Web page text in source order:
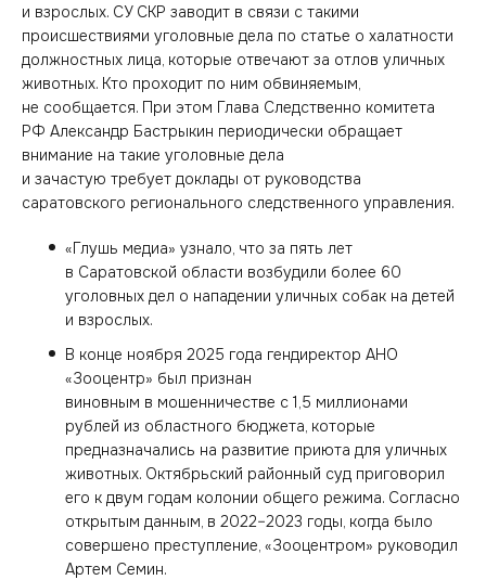
и взрослых. СУ СКР заводит в связи с такими
происшествиями уголовные дела по статье о халатности
должностных лица, которые отвечают за отлов уличных
животных. Кто проходит по ним обвиняемым,
не сообщается. При этом Глава Следственно комитета
РФ Александр Бастрыкин периодически обращает
внимание на такие уголовные дела
и зачастую требует доклады от руководства
саратовского регионального следственного управления.
«Глушь медиа» узнало, что за пять лет
в Саратовской области возбудили более 60
уголовных дел о нападении уличных собак на детей
и взрослых.
В конце ноября 2025 года гендиректор АНО
«Зооцентр» был признан
виновным в мошенничестве с 1,5 миллионами
рублей из областного бюджета, которые
предназначались на развитие приюта для уличных
животных. Октябрьский районный суд приговорил
его к двум годам колонии общего режима. Согласно
открытым данным, в 2022–2023 годы, когда было
совершено преступление, «Зооцентром» руководил
Артем Семин.